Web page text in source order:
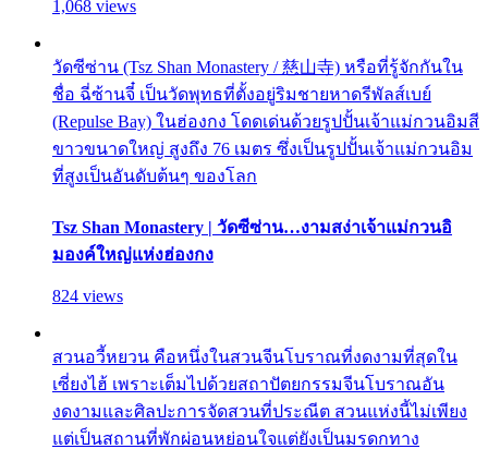
1,068 views
วัดซีซ่าน (Tsz Shan Monastery / 慈山寺) หรือที่รู้จักกันใน
ชื่อ ฉี่ซ้านจี๋ เป็นวัดพุทธที่ตั้งอยู่ริมชายหาดรีพัลส์เบย์
(Repulse Bay) ในฮ่องกง โดดเด่นด้วยรูปปั้นเจ้าแม่กวนอิมสี
ขาวขนาดใหญ่ สูงถึง 76 เมตร ซึ่งเป็นรูปปั้นเจ้าแม่กวนอิม
ที่สูงเป็นอันดับต้นๆ ของโลก
Tsz Shan Monastery | วัดซีซ่าน…งามสง่าเจ้าแม่กวนอิ
มองค์ใหญ่แห่งฮ่องกง
824 views
สวนอวี้หยวน คือหนึ่งในสวนจีนโบราณที่งดงามที่สุดใน
เซี่ยงไฮ้ เพราะเต็มไปด้วยสถาปัตยกรรมจีนโบราณอัน
งดงามและศิลปะการจัดสวนที่ประณีต สวนแห่งนี้ไม่เพียง
แต่เป็นสถานที่พักผ่อนหย่อนใจแต่ยังเป็นมรดกทาง